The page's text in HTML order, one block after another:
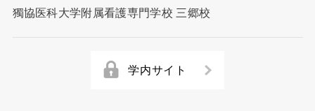
獨協医科大学附属看護専門学校 三郷校
学内サイト